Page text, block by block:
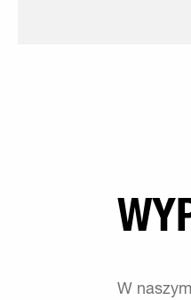
W